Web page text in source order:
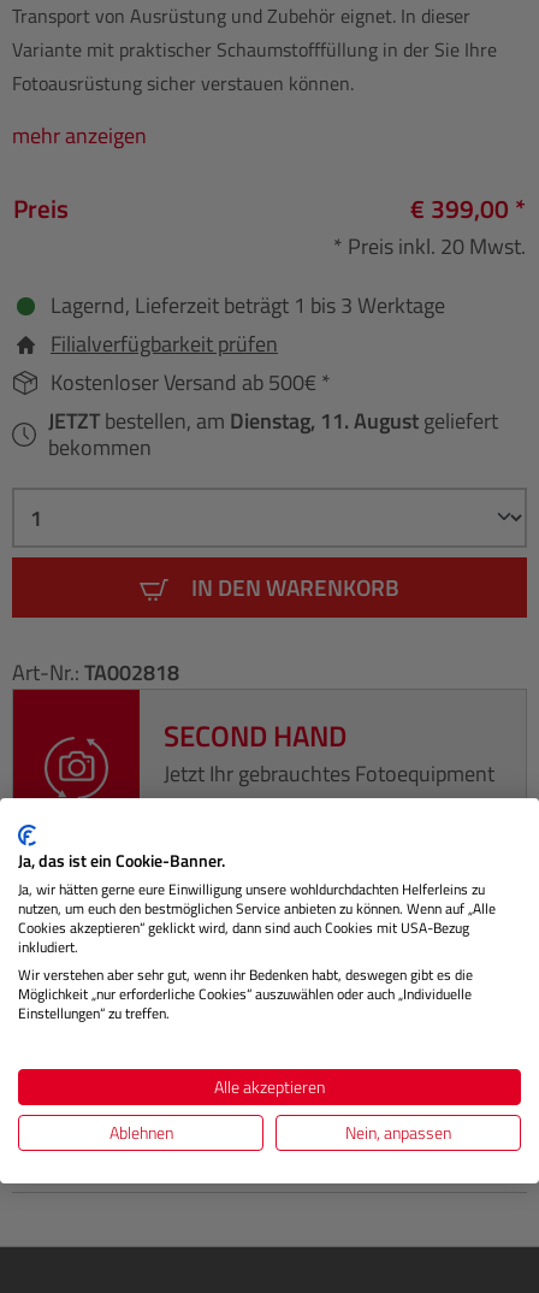
Transport von Ausrüstung und Zubehör eignet. In dieser
Variante mit praktischer Schaumstofffüllung in der Sie Ihre
Fotoausrüstung sicher verstauen können.
mehr anzeigen
Preis € 399,00 *
* Preis inkl. 20 Mwst.
Lagernd, Lieferzeit beträgt 1 bis 3 Werktage
Filialverfügbarkeit prüfen
Kostenloser Versand ab 500€ *
JETZTbestellen, am Dienstag, 11. Augustgeliefert
bekommen
IN DEN WARENKORB
Art-Nr.:TA002818
SECOND HAND
Jetzt Ihr gebrauchtes Fotoequipment
eintauschen!
Beschreibung
Unverwüstlich Der 2600W ist ein leichter, wasserdichter
und unverwüstlicher Koffer, der sich ideal für den sicheren
Technische Daten
Bewertungen
Ja, das ist ein Cookie-Banner.
Ja, wir hätten gerne eure Einwilligung unsere wohldurchdachten Helferleins zu
nutzen, um euch den bestmöglichen Service anbieten zu können. Wenn auf „Alle
Cookies akzeptieren“ geklickt wird, dann sind auch Cookies mit USA-Bezug
inkludiert.
Wir verstehen aber sehr gut, wenn ihr Bedenken habt, deswegen gibt es die
Möglichkeit „nur erforderliche Cookies“ auszuwählen oder auch „Individuelle
Einstellungen“ zu treffen.
Alle akzeptieren
Ablehnen
Nein, anpassen